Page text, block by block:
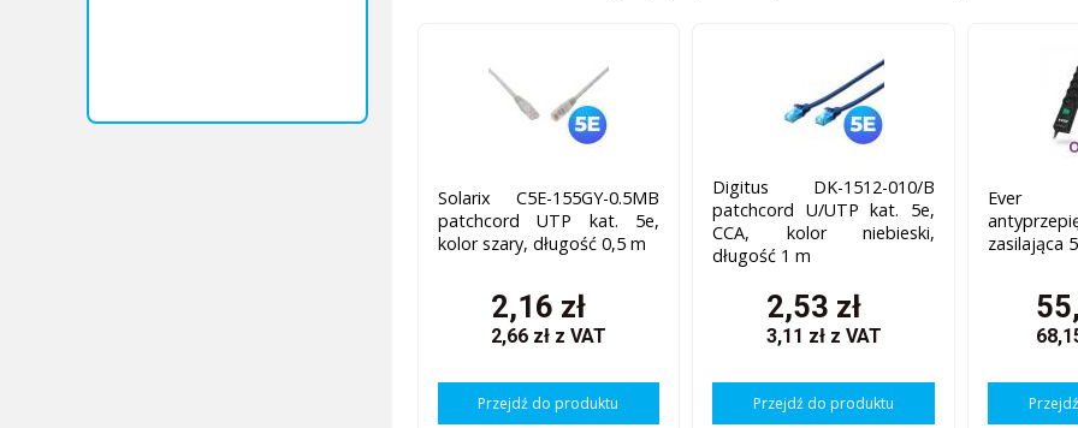
Solarix C5E-155GY-0.5MB
patchcord UTP kat. 5e,
kolor szary, długość 0,5 m
2,16 zł
2,66 zł z VAT
Przejdź do produktu
Digitus DK-1512-010/B
patchcord U/UTP kat. 5e,
CCA, kolor niebieski,
długość 1 m
2,53 zł
3,11 zł z VAT
Przejdź do produktu
Ever
zasilająca